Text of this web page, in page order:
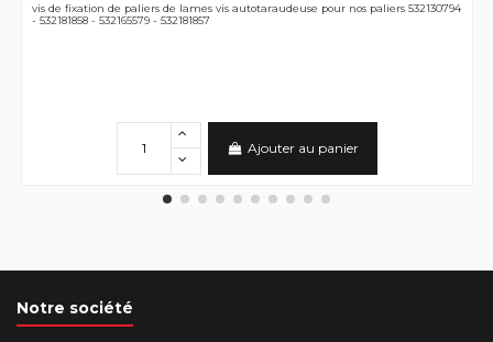
vis de fixation de paliers de lames vis autotaraudeuse pour nos paliers 532130794
- 532181858 - 532165579 - 532181857
Ajouter au panier
Notre société